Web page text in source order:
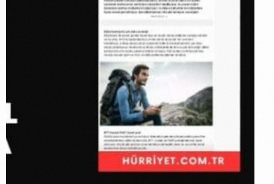
Hürriyet:
Dijital
Bankacılığın
Avantajları